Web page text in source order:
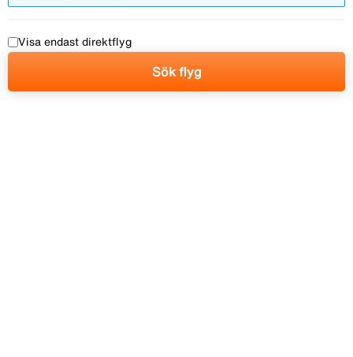
Visa endast direktflyg
Sök flyg